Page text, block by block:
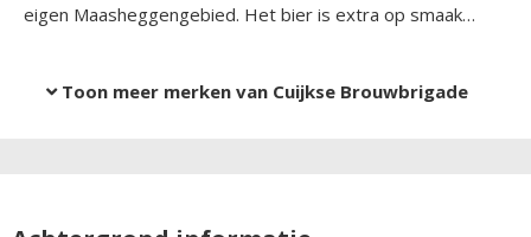
eigen Maasheggengebied. Het bier is extra op smaak
Toon meer merken van Cuijkse Brouwbrigade